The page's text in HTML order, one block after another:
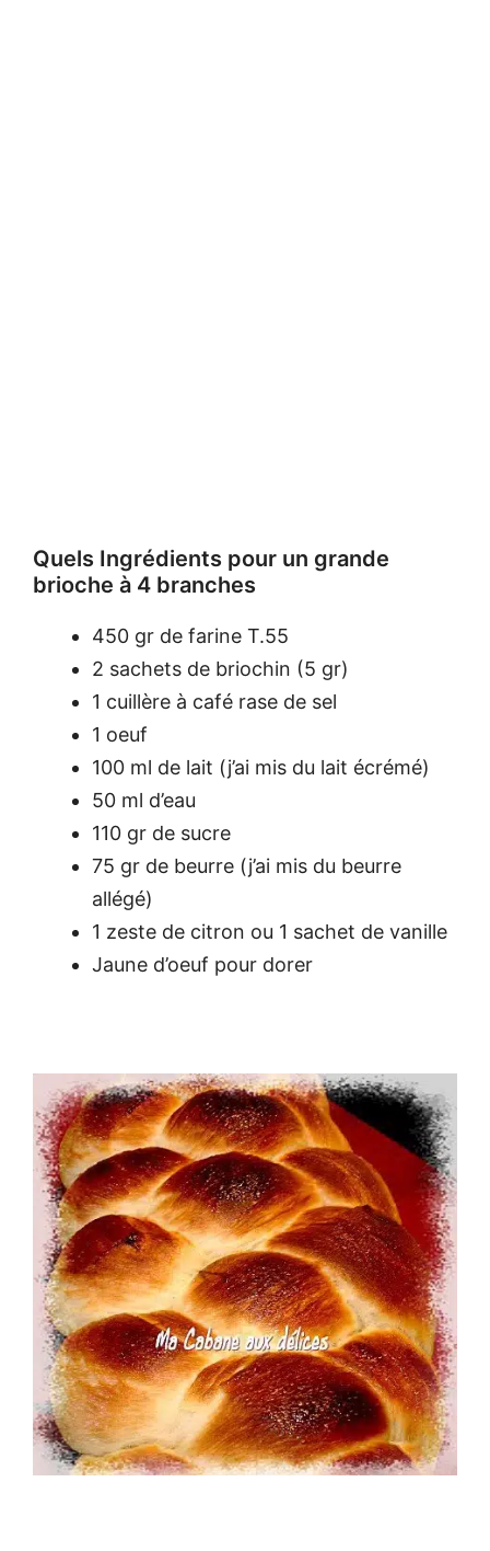
Quels Ingrédients pour un grande
brioche à 4 branches
450 gr de farine T.55
2 sachets de briochin (5 gr)
1 cuillère à café rase de sel
1 oeuf
100 ml de lait (j’ai mis du lait écrémé)
50 ml d’eau
110 gr de sucre
75 gr de beurre (j’ai mis du beurre
allégé)
1 zeste de citron ou 1 sachet de vanille
Jaune d’oeuf pour dorer